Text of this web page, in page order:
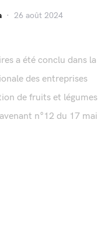
26 août 2024
a été conclu dans la
des entreprises
de fruits et légumes
n°12 du 17 mai